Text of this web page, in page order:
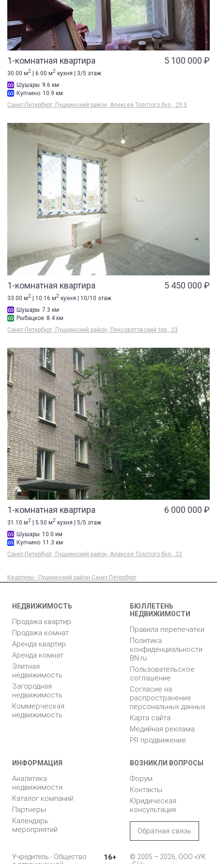
1-комнатная квартира 5 100 000 ₽
30.00 м2 | 6.00 м2 кухня | 3/5 этаж
Шушары 9.6 км
Купчино 10.9 км
Санкт-Петербург, Пушкинский район, Алексея Толстого бул., 29,5
1-комнатная квартира 5 450 000 ₽
33.00 м2 | 10.16 м2 кухня | 10/10 этаж
Шушары 7.3 км
Рыбацкое 8.4 км
Санкт-Петербург, Пушкинский район, Ленсоветовский тер., 23
1-комнатная квартира 6 000 000 ₽
31.10 м2 | 5.50 м2 кухня | 5/5 этаж
Шушары 10.0 км
Купчино 11.3 км
Санкт-Петербург, Пушкинский район, Алексея Толстого бул., 32
Квартиры - Пушкинский район Санкт-Петербург
НЕДВИЖИМОСТЬ
Продажа квартир
Продажа комнат
Аренда квартир
Аренда комнат
Элитная
недвижимость
Загородная
недвижимость
Коммерческая
недвижимость
БЮЛЛЕТЕНЬ
НЕДВИЖИМОСТИ
Правила перепечатки
Политика
конфиденциальности
BN.ru
Пользовательское
соглашение
Согласие на
распространение
персональных данных
Карта сайта
Медийная реклама
PR продвижение
ИНФОРМАЦИЯ
Аналитика
недвижимости
Каталог компаний
Партнеры
Календарь
мероприятий
ВОЗНИКЛИ ВОПРОСЫ
Форум
Контакты
Юридическая
консультация
Обратная связь
Учредитель - Общество
16+
© 2005 – 2026, ООО «УК